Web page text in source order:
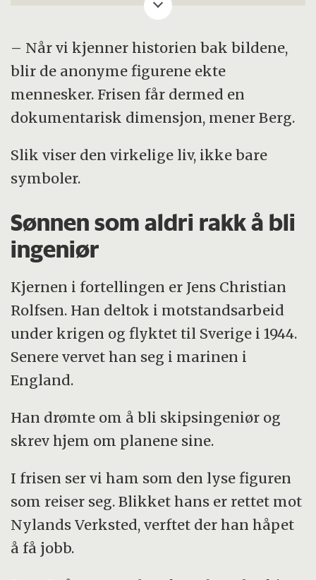
I kunst er det ofte en sammenhengende
komposisjon som forteller en historie i en
bred «stripe», for eksempel malt fresko
eller skulpturrelieff.
Friser binder rommet visuelt og egner seg
til fortellende motiver.
– Når vi kjenner historien bak bildene,
blir de anonyme figurene ekte
mennesker. Frisen får dermed en
dokumentarisk dimensjon, mener Berg.
Slik viser den virkelige liv, ikke bare
symboler.
Sønnen som aldri rakk å bli
ingeniør
Kjernen i fortellingen er Jens Christian
Rolfsen. Han deltok i motstandsarbeid
under krigen og flyktet til Sverige i 1944.
Senere vervet han seg i marinen i
England.
Han drømte om å bli skipsingeniør og
skrev hjem om planene sine.
I frisen ser vi ham som den lyse figuren
som reiser seg. Blikket hans er rettet mot
Nylands Verksted, verftet der han håpet
å få jobb.